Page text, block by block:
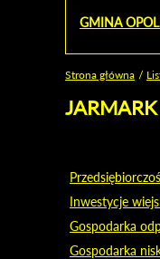
GMINA
Strona główna
Inwestycje
Gospodarka
Gospodarka